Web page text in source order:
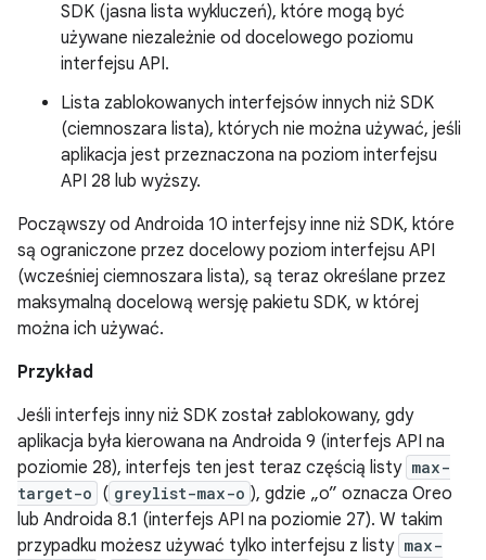
SDK (jasna lista wykluczeń), które mogą być
używane niezależnie od docelowego poziomu
interfejsu API.
Lista zablokowanych interfejsów innych niż SDK
(ciemnoszara lista), których nie można używać, jeśli
aplikacja jest przeznaczona na poziom interfejsu
API 28 lub wyższy.
Począwszy od Androida 10 interfejsy inne niż SDK, które
są ograniczone przez docelowy poziom interfejsu API
(wcześniej ciemnoszara lista), są teraz określane przez
maksymalną docelową wersję pakietu SDK, w której
można ich używać.
Przykład
Jeśli interfejs inny niż SDK został zablokowany, gdy
aplikacja była kierowana na Androida 9 (interfejs API na
poziomie 28), interfejs ten jest teraz częścią listy max-
target-o ( greylist-max-o ), gdzie „o” oznacza Oreo
lub Androida 8.1 (interfejs API na poziomie 27). W takim
przypadku możesz używać tylko interfejsu z listy max-